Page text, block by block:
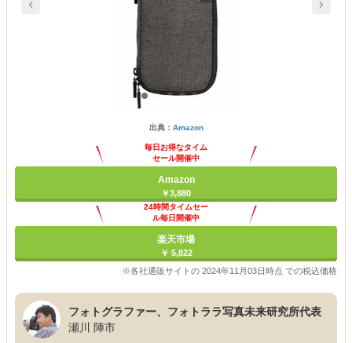
出典： Amazon
毎日お得なタイム
セール開催中
Amazon
￥3,880
24時間タイムセー
ル毎日開催中
楽天市場
￥ 5,822
※各社通販サイトの 2024年11月03日時点 での税込価格
フォトグラファー、フォトララ写真未来研究所代表
瀬川 陣市